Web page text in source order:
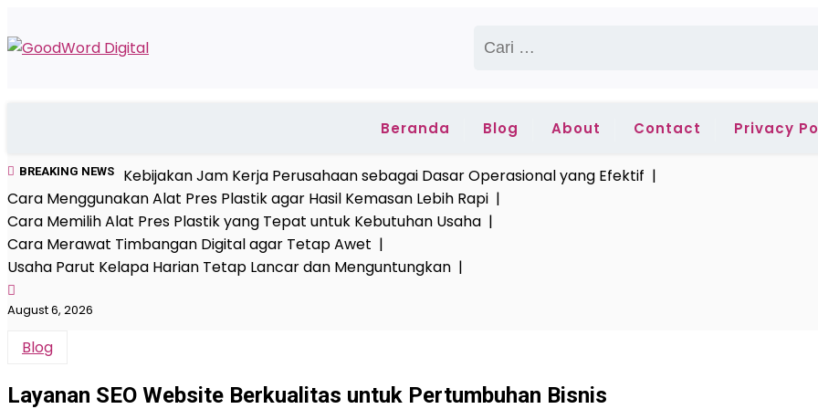
to
untuk:
Beranda Blog About Contact Privacy
BREAKING NEWS
Kebijakan Jam Kerja Perusahaan sebagai Dasar Operasional yang Efektif |
Cara Menggunakan Alat Pres Plastik agar Hasil Kemasan Lebih Rapi |
Cara Memilih Alat Pres Plastik yang Tepat untuk Kebutuhan Usaha |
Cara Merawat Timbangan Digital agar Tetap Awet |
Usaha Parut Kelapa Harian Tetap Lancar dan Menguntungkan |
August 6, 2026
Blog
Layanan SEO Website Berkualitas untuk Pertumbuhan Bisnis